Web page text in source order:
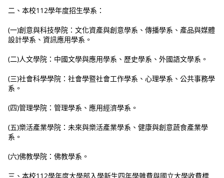
二、本校112學年度招生學系：
(一)創意與科技學院：文化資產與創意學系、傳播學系、產品與媒體
設計學系、資訊應用學系。
(二)人文學院：中國文學與應用學系、歷史學系、外國語文學系。
(三)社會科學學院：社會學暨社會工作學系、心理學系、公共事務學
系。
(四)管理學院：管理學系、應用經濟學系。
(五)樂活產業學院：未來與樂活產業學系、健康與創意蔬食產業學
系。
(六)佛教學院：佛教學系。
三、本校112學年度大學部入學新生四年學雜費與國立大學收費標